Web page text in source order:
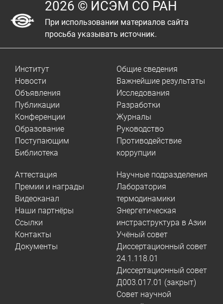
2026 © ИСЭМ СО РАН
При использовании материалов сайта
просьба указывать источник.
Институт
Новости
Объявления
Публикации
Конференции
Образование
Поступающим
Библиотека
Общие сведения
Важнейшие результаты
Исследования
Разработки
Журналы
Руководство
Противодействие
коррупции
Аттестация
Премии и награды
Видеоканал
Наши партнёры
Ссылки
Контакты
Документы
Научные подразделения
Лаборатория
термодинамики
Энергетическая
инстраструктура в Азии
Учёный совет
Диссертационный совет
24.1.118.01
Диссертационный совет
Д003.017.01 (закрыт)
Совет научной